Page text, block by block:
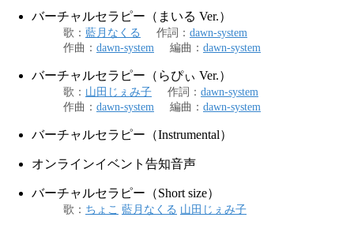
バーチャルセラピー（まいる Ver.）
歌 ： 藍月なくる 作詞 ： dawn-system
作曲 ： dawn-system 編曲 ： dawn-system
バーチャルセラピー（らぴぃ Ver.）
歌 ： 山田じぇみ子 作詞 ： dawn-system
作曲 ： dawn-system 編曲 ： dawn-system
バーチャルセラピー（Instrumental）
オンラインイベント告知音声
バーチャルセラピー（Short size）
歌 ： ちょこ 藍月なくる 山田じぇみ子